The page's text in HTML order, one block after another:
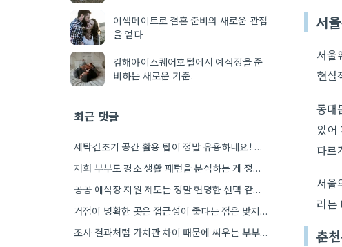
서
서울
현실
동대
있어
다르
서울
리는
춘
이색데이트로 결혼 준비의 새로운 관점
을 얻다
김해아이스퀘어호텔에서 예식장을 준
비하는 새로운 기준.
최근 댓글
세탁건조기 공간 활용 팁이 정말 유용하네요! 저희도 신혼집이 작아서 비슷한 고민을 많이 했었는데, 직렬 설치를…
저희 부부도 평소 생활 패턴을 분석하는 게 정말 중요하다고 생각했어요. 특히 요리 빈도 때문에 고민이…
공공 예식장 지원 제도는 정말 현명한 선택 같아요. 가족 행사로서의 의미를 생각하면 비용 부담도 덜할…
거점이 명확한 곳은 접근성이 좋다는 점은 맞지만, 뷔페 메뉴 선택의 폭이 줄어들 가능성이 높아 보네요.
조사 결과처럼 가치관 차이 때문에 싸우는 부부들이 많다는 점이 와닿네요. 좀 더 깊이 있는 대화를…